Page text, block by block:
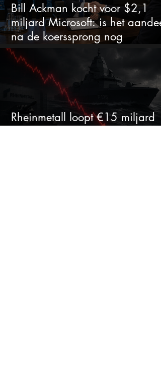
Bill Ackman kocht voor $2,1
miljard Microsoft: is het aandeel
na de koerssprong nog
aantrekkelijk?
Rheinmetall loopt €15 miljard